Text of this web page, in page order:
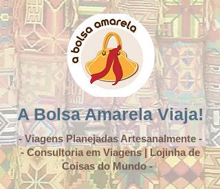
A Bolsa Amarela Viaja!
- Viagens Planejadas Artesanalmente -
- Consultoria em Viagens | Lojinha de
Coisas do Mundo -